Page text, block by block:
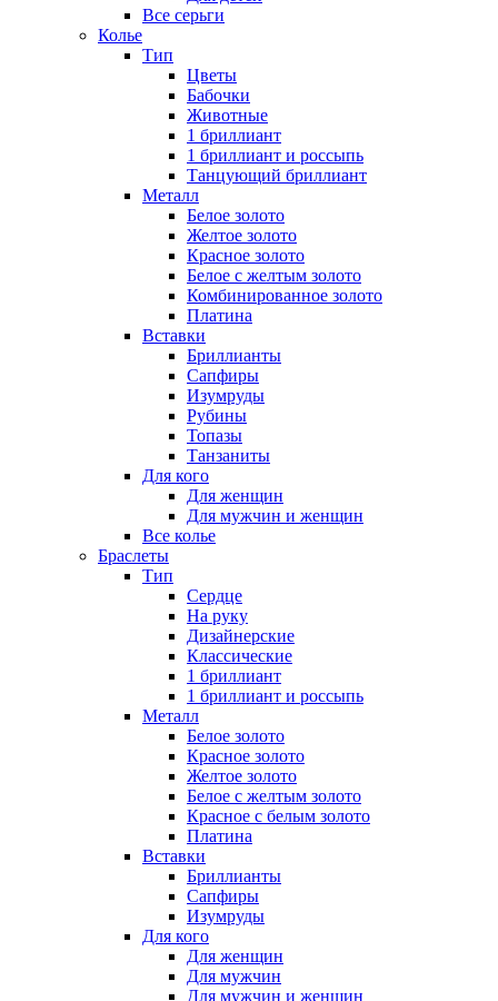
Все серьги
Колье
Тип
Цветы
Бабочки
Животные
1 бриллиант
1 бриллиант и россыпь
Танцующий бриллиант
Металл
Белое золото
Желтое золото
Красное золото
Белое с желтым золото
Комбинированное золото
Платина
Вставки
Бриллианты
Сапфиры
Изумруды
Рубины
Топазы
Танзаниты
Для кого
Для женщин
Для мужчин и женщин
Все колье
Браслеты
Тип
Сердце
На руку
Дизайнерские
Классические
1 бриллиант
1 бриллиант и россыпь
Металл
Белое золото
Красное золото
Желтое золото
Белое с желтым золото
Красное с белым золото
Платина
Вставки
Бриллианты
Сапфиры
Изумруды
Для кого
Для женщин
Для мужчин
Для мужчин и женщин